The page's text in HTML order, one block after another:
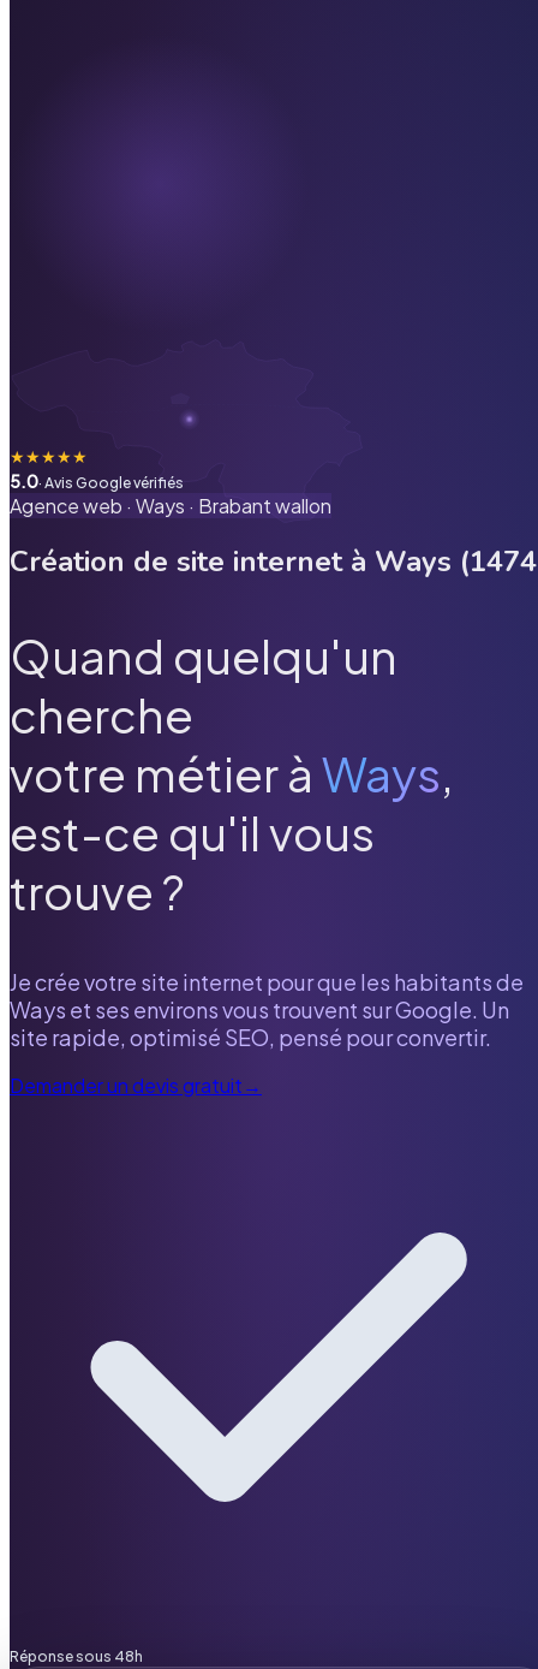
★★★★★
5.0· Avis Google vérifiés
Agence web · Ways · Brabant wallon
Création de site internet à Ways (1474
Quand quelqu'un
cherche
votre métier à Ways,
est-ce qu'il vous
trouve ?
Je crée votre site internet pour que les habitants de
Ways et ses environs vous trouvent sur Google. Un
site rapide, optimisé SEO, pensé pour convertir.
Demander un devis gratuit→
Réponse sous 48h